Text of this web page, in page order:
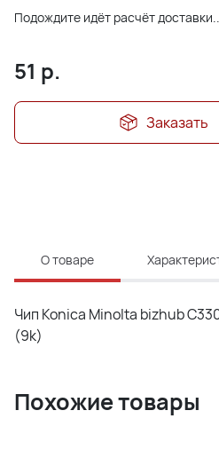
Подождите идёт расчёт
51 р.
Заказать
О товаре
Чип Konica Minolta bizhub
(9k)
Похожие товары